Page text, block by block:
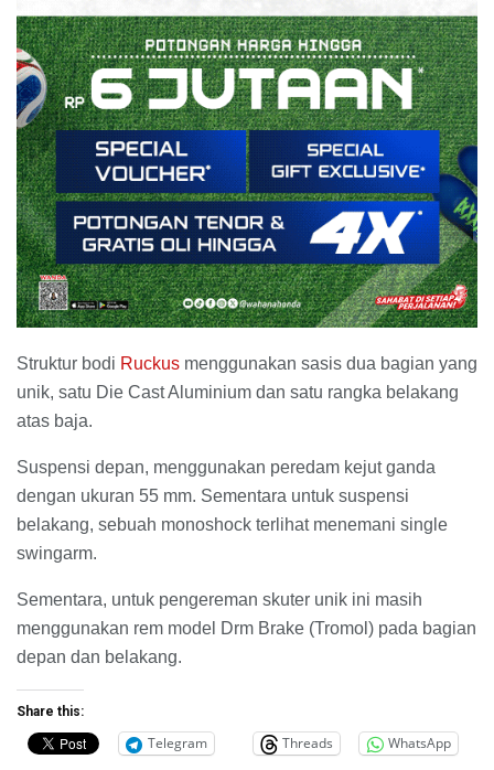
Struktur bodi Ruckus menggunakan sasis dua bagian yang
unik, satu Die Cast Aluminium dan satu rangka belakang
atas baja.
Suspensi depan, menggunakan peredam kejut ganda
dengan ukuran 55 mm. Sementara untuk suspensi
belakang, sebuah monoshock terlihat menemani single
swingarm.
Sementara, untuk pengereman skuter unik ini masih
menggunakan rem model Drm Brake (Tromol) pada bagian
depan dan belakang.
Share this:
Telegram Threads WhatsApp